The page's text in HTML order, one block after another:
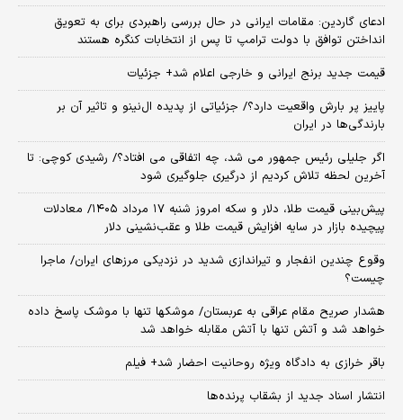
ادعای گاردین: مقامات ایرانی در حال بررسی راهبردی برای به تعویق
انداختن توافق با دولت ترامپ تا پس از انتخابات کنگره هستند
قیمت جدید برنج ایرانی و خارجی اعلام شد+ جزئیات
پاییز پر بارش واقعیت دارد؟/ جزئیاتی از پدیده ال‌نینو و تاثیر آن بر
بارندگی‌ها در ایران
اگر جلیلی رئیس جمهور می شد، چه اتفاقی می افتاد؟/ رشیدی کوچی: تا
آخرین لحظه تلاش کردیم از درگیری جلوگیری شود
پیش‌بینی قیمت طلا، دلار و سکه امروز شنبه ۱۷ مرداد ۱۴۰۵/ معادلات
پیچیده بازار در سایه افزایش قیمت طلا و عقب‌نشینی دلار
وقوع چندین انفجار و تیراندازی شدید در نزدیکی مرز‌های ایران/ ماجرا
چیست؟
هشدار صریح مقام عراقی به عربستان/ موشکها تنها با موشک پاسخ داده
خواهد شد و آتش تنها با آتش مقابله خواهد شد
باقر خرازی به دادگاه ویژه روحانیت احضار شد+ فیلم
انتشار اسناد جدید از بشقاب پرنده‌ها